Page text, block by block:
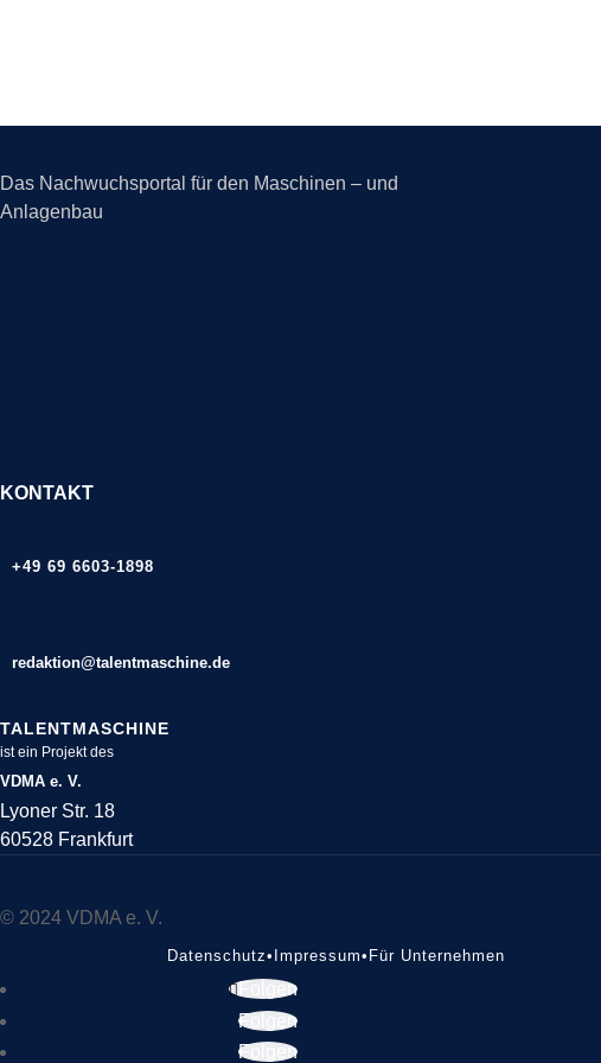
Das Nachwuchsportal für den Maschinen – und
Anlagenbau
KONTAKT
+49 69 6603-1898
redaktion@talentmaschine.de
TALENTMASCHINE
ist ein Projekt des
VDMA e. V.
Lyoner Str. 18
60528 Frankfurt
© 2024 VDMA e. V.
Datenschutz• Impressum• Für Unternehmen
Folgen
Folgen
Folgen